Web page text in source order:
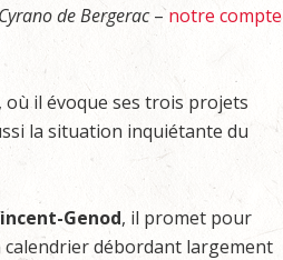
Cyrano de Bergerac–notre compte
où il évoque ses trois projets
la situation inquiétante du
Genod, il promet pour
calendrier débordant largement